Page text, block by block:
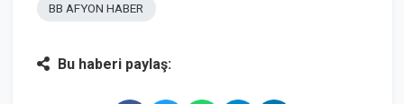
BB AFYON HABER
Bu haberi paylaş: